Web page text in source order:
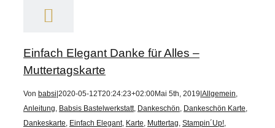
Einfach Elegant Danke für Alles –
Muttertagskarte
Von babsi 2020-05-12T20:24:23+02:00Mai 5th, 2019 Allgemein,
Anleitung, Babsis Bastelwerkstatt, Dankeschön, Dankeschön Karte,
Dankeskarte, Einfach Elegant, Karte, Muttertag, Stampin´Up!,